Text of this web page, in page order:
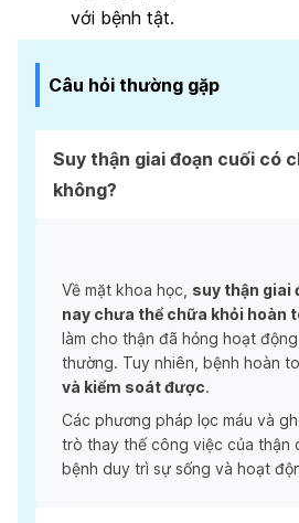
với bệnh tật.
Câu hỏi thường gặp
Suy thận giai đoạn cuối có
không?
Về mặt khoa học, suy thận giai
nay chưa thể chữa khỏi hoàn
làm cho thận đã hỏng hoạt
thường. Tuy nhiên, bệnh hoàn
và kiểm soát được.
Các phương pháp lọc máu và
trò thay thế công việc của thận
bệnh duy trì sự sống và hoạt